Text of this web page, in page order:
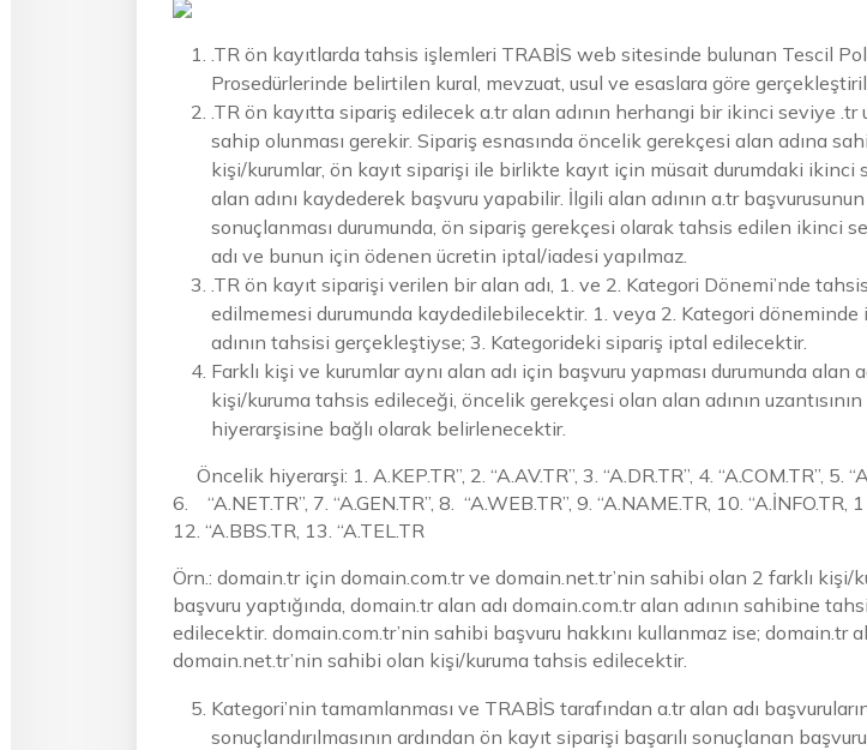
.TR ön kayıtlarda tahsis işlemleri TRABİS web sitesinde bulunan Tescil
Prosedürlerinde belirtilen kural, mevzuat, usul ve esaslara göre
.TR ön kayıtta sipariş edilecek a.tr alan adının herhangi bir ikinci seviye .tr
sahip olunması gerekir. Sipariş esnasında öncelik gerekçesi alan adına
kişi/kurumlar, ön kayıt siparişi ile birlikte kayıt için müsait durumdaki ikinci
alan adını kaydederek başvuru yapabilir. İlgili alan adının a.tr başvurusunun
sonuçlanması durumunda, ön sipariş gerekçesi olarak tahsis edilen ikinci
adı ve bunun için ödenen ücretin iptal/iadesi yapılmaz.
.TR ön kayıt siparişi verilen bir alan adı, 1. ve 2. Kategori Dönemi’nde tahsis
edilmemesi durumunda kaydedilebilecektir. 1. veya 2. Kategori döneminde
adının tahsisi gerçekleştiyse; 3. Kategorideki sipariş iptal edilecektir.
Farklı kişi ve kurumlar aynı alan adı için başvuru yapması durumunda alan
kişi/kuruma tahsis edileceği, öncelik gerekçesi olan alan adının
hiyerarşisine bağlı olarak belirlenecektir.
Öncelik hiyerarşi: 1. A.KEP.TR”, 2. “A.AV.TR”, 3. “A.DR.TR”, 4. “A.COM.TR”, 5.
6. “A.NET.TR”, 7. “A.GEN.TR”, 8. “A.WEB.TR”, 9. “A.NAME.TR, 10. “A.İNFO.TR,
12. “A.BBS.TR, 13. “A.TEL.TR
Örn.: domain.tr için domain.com.tr ve domain.net.tr’nin sahibi olan 2 farklı kişi/
başvuru yaptığında, domain.tr alan adı domain.com.tr alan adının sahibine
edilecektir. domain.com.tr’nin sahibi başvuru hakkını kullanmaz ise; domain.tr
domain.net.tr’nin sahibi olan kişi/kuruma tahsis edilecektir.
Kategori’nin tamamlanması ve TRABİS tarafından a.tr alan adı
sonuçlandırılmasının ardından ön kayıt siparişi başarılı sonuçlanan